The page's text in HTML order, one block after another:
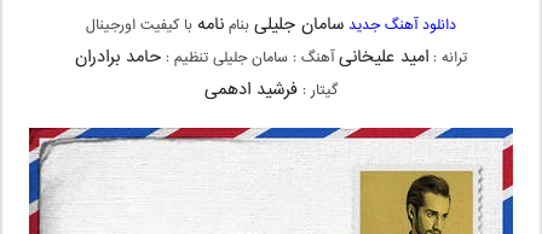
دانلود آهنگ جدید سامان جلیلیبنامنامه با کیفیت اورجینال
ترانه : امید علیخانیآهنگ : سامان جلیلی تنظیم : حامد برادران
گیتار : فرشید ادهمی